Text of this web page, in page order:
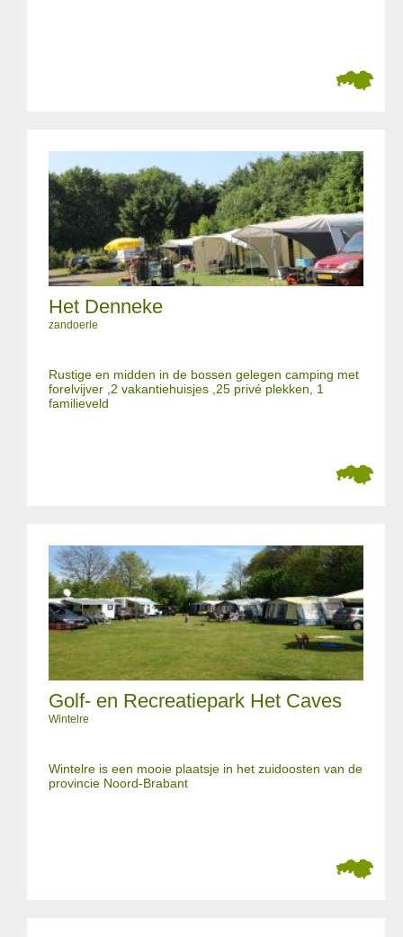
Het Denneke
zandoerle
Rustige en midden in de bossen gelegen camping met
forelvijver ,2 vakantiehuisjes ,25 privé plekken, 1
familieveld
Golf- en Recreatiepark Het Caves
Wintelre
Wintelre is een mooie plaatsje in het zuidoosten van de
provincie Noord-Brabant